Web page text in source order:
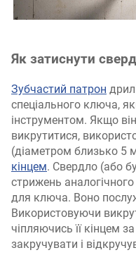
Як затиснути
Зубчастий патрон
спеціального ключа,
інструментом. Якщо
викрутитися,
(діаметром близько 5
кінцем. Свердло (або
стрижень
для ключа. Воно
Використовуючи
чіпляючись її кінцем
закручувати і